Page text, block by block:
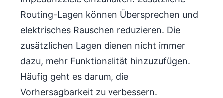
Routing-Lagen können Übersprechen und
elektrisches Rauschen reduzieren. Die
zusätzlichen Lagen dienen nicht immer
dazu, mehr Funktionalität hinzuzufügen.
Häufig geht es darum, die
Vorhersagbarkeit zu verbessern.